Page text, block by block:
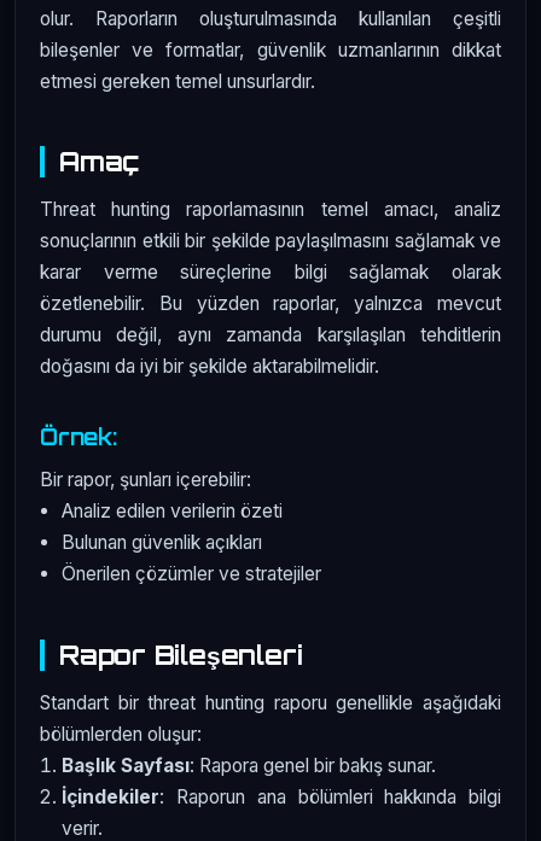
olur. Raporların oluşturulmasında kullanılan çeşitli
bileşenler ve formatlar, güvenlik uzmanlarının dikkat
etmesi gereken temel unsurlardır.
Amaç
Threat hunting raporlamasının temel amacı, analiz
sonuçlarının etkili bir şekilde paylaşılmasını sağlamak ve
karar verme süreçlerine bilgi sağlamak olarak
özetlenebilir. Bu yüzden raporlar, yalnızca mevcut
durumu değil, aynı zamanda karşılaşılan tehditlerin
doğasını da iyi bir şekilde aktarabilmelidir.
Örnek:
Bir rapor, şunları içerebilir:
Analiz edilen verilerin özeti
Bulunan güvenlik açıkları
Önerilen çözümler ve stratejiler
Rapor Bileşenleri
Standart bir threat hunting raporu genellikle aşağıdaki
bölümlerden oluşur:
Başlık Sayfası: Rapora genel bir bakış sunar.
İçindekiler: Raporun ana bölümleri hakkında bilgi
verir.